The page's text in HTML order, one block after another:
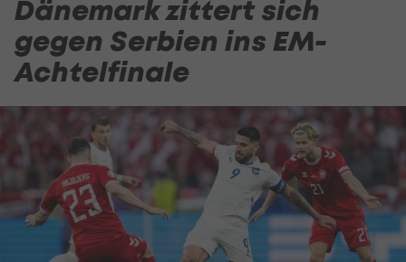
Dänemark zittert sich
gegen Serbien ins EM-
Achtelfinale